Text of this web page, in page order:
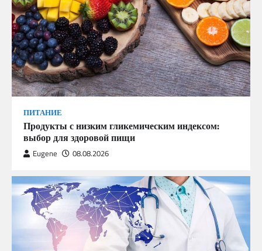
ПИТАНИЕ
Продукты с низким гликемическим индексом:
выбор для здоровой пищи
Eugene 08.08.2026